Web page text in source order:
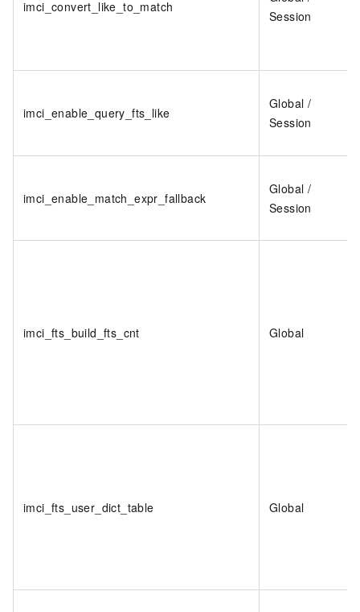
imci_convert_like_to_match
Session
imci_enable_query_fts_like
Global /
Session
imci_enable_match_expr_fallback
Global /
Session
imci_fts_build_fts_cnt Global
imci_fts_user_dict_table Global